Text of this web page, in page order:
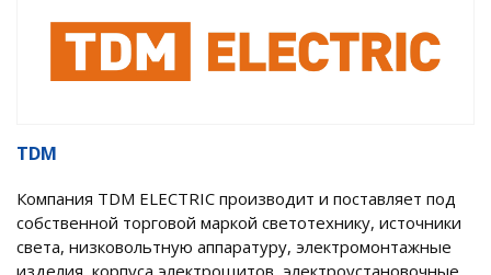
TDM
Компания TDM ЕLECTRIC производит и поставляет под
собственной торговой маркой светотехнику, источники
света, низковольтную аппаратуру, электромонтажные